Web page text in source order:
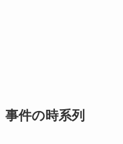
事件の時系列